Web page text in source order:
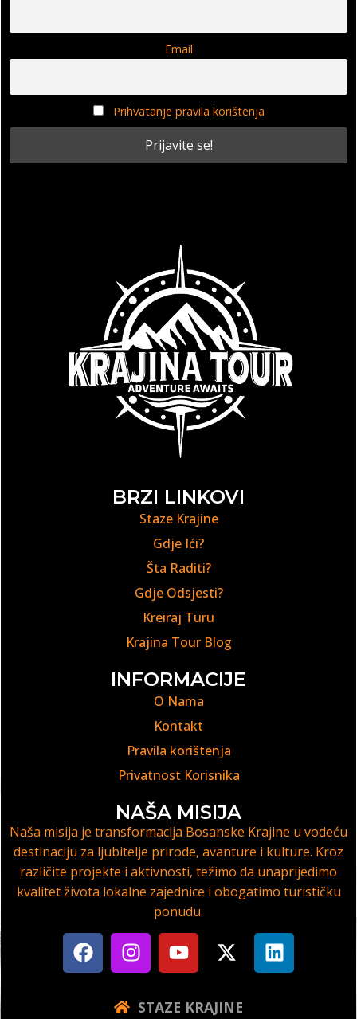
Email
Prihvatanje pravila korištenja
BRZI LINKOVI
Staze Krajine
Gdje Ići?
Šta Raditi?
Gdje Odsjesti?
Kreiraj Turu
Krajina Tour Blog
INFORMACIJE
O Nama
Kontakt
Pravila korištenja
Privatnost Korisnika
NAŠA MISIJA
Naša misija je transformacija Bosanske Krajine u vodeću
destinaciju za ljubitelje prirode, avanture i kulture. Kroz
različite projekte i aktivnosti, težimo da unaprijedimo
kvalitet života lokalne zajednice i obogatimo turističku
ponudu.
STAZE KRAJINE